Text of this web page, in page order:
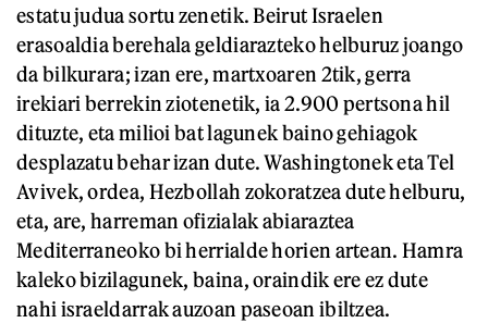
estatu judua sortu zenetik. Beirut Israelen
erasoaldia berehala geldiarazteko helburuz joango
da bilkurara; izan ere, martxoaren 2tik, gerra
irekiari berrekin ziotenetik, ia 2.900 pertsona hil
dituzte, eta milioi bat lagunek baino gehiagok
desplazatu behar izan dute. Washingtonek eta Tel
Avivek, ordea, Hezbollah zokoratzea dute helburu,
eta, are, harreman ofizialak abiaraztea
Mediterraneoko bi herrialde horien artean. Hamra
kaleko bizilagunek, baina, oraindik ere ez dute
nahi israeldarrak auzoan paseoan ibiltzea.